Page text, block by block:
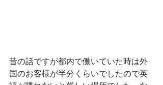
昔の話ですが都内で働いていた時は外
国のお客様が半分くらいでしたので英